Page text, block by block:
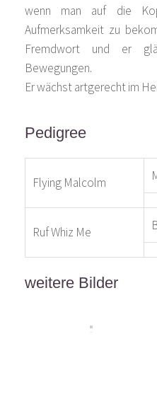
wenn man auf die
Aufmerksamkeit zu
Fremdwort und er
Bewegungen.
Er wächst artgerecht im
Pedigree
Flying Malcolm
Ruf Whiz Me
weitere Bilder